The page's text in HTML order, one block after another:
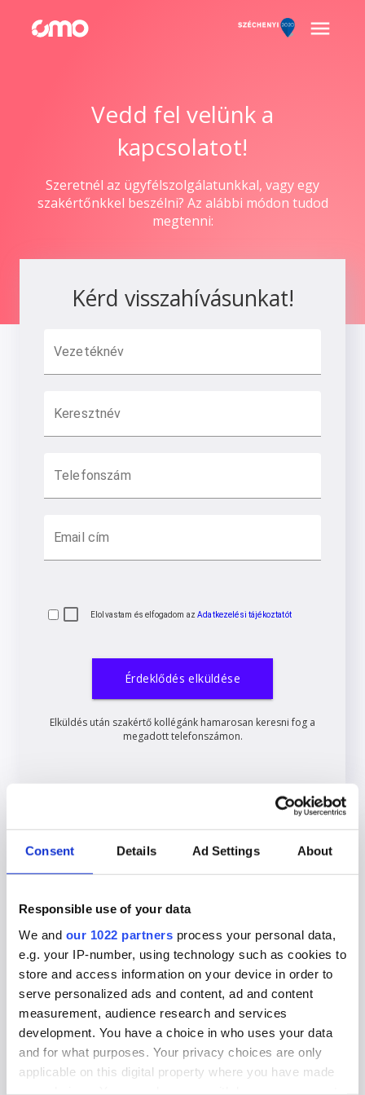
Consent Details Ad Settings About
Responsible use of your data
We and our 1022 partners process your personal data,
e.g. your IP-number, using technology such as cookies to
store and access information on your device in order to
serve personalized ads and content, ad and content
measurement, audience research and services
development. You have a choice in who uses your data
and for what purposes. Your privacy choices are only
applicable on this digital property where you have made
Vedd fel velünk a
kapcsolatot!
Szeretnél az ügyfélszolgálatunkkal, vagy egy
szakértőnkkel beszélni? Az alábbi módon tudod
megtenni:
Kérd visszahívásunkat!
Vezetéknév
Keresztnév
Telefonszám
Email cím
Elolvastam és elfogadom az Adatkezelési tájékoztatót
Érdeklődés elküldése
Elküldés után szakértő kollégánk hamarosan keresni fog a
megadott telefonszámon.
Privacy Policy and Terms
Vagy szeretnél inkább Te
megkeresni minket?
+ 36 1 443 39 23
hétfőtől péntekig 9-16 óráig
ugyfelszolgalat@cmo24.com